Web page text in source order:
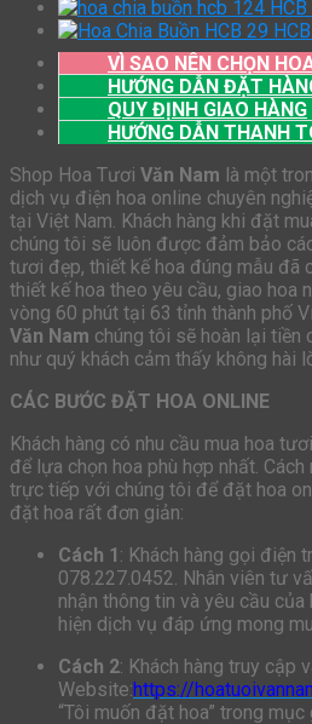
VÌ SAO NÊN CHỌN
HƯỚNG DẪN ĐẶT
QUY ĐỊNH GIAO HÀNG
HƯỚNG DẪN THANH
Shop Hoa Tươi Văn Nam là một
dịch vụ điện hoa online chuyên
tại Việt Nam. Khách hàng khi đặt
chúng tôi sẽ luôn được đảm bảo
tươi đẹp, thiết kế hoa đúng mẫu đã
thiết kế hoa theo yêu cầu, giao hoa
vòng 60 phút tại 63 tỉnh thành phố
Văn Nam chúng tôi sẽ hoàn lại tiền
như quý khách cảm thấy không hài
CÁC BƯỚC ĐẶT HOA ONLINE
Khách hàng có nhu cầu mua hoa
để lựa chọn hoa phù hợp nhất.
trực tiếp với chúng tôi để đặt hoa
đặt hoa rất đơn giản:
Cách 1 : Khách hàng gọi điện
078.227.0452. Nhân viên tư
nhận thông tin và yêu cầu
hiện dịch vụ đáp ứng mong
Cách 2: Khách hàng truy cập
Website:https://
“Tôi muốn đặt hoa” trong